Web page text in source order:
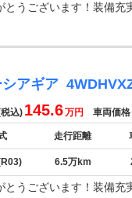
とうございます！装備
アギア
込) 145.6万円 車両価格
走行距離
6.5万km
とうございます！装備